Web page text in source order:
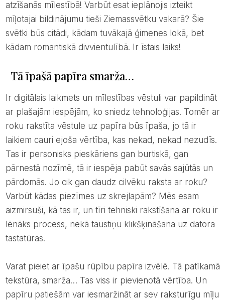
atzīšanās mīlestībā! Varbūt esat ieplānojis izteikt
mīļotajai bildinājumu tieši Ziemassvētku vakarā? Šie
svētki būs citādi, kādam tuvākajā ģimenes lokā, bet
kādam romantiskā divvientulībā. Ir īstais laiks!
Tā īpašā papīra smarža…
ar plašajām iespējām, ko sniedz tehnoloģijas. Tomēr ar
roku rakstīta vēstule uz papīra būs īpaša, jo tā ir
laikiem cauri ejoša vērtība, kas nekad, nekad nezudīs.
Tas ir personisks pieskāriens gan burtiskā, gan
pārnestā nozīmē, tā ir iespēja pabūt savās sajūtās un
pārdomās. Jo cik gan daudz cilvēku raksta ar roku?
Varbūt kādas piezīmes uz skrejlapām? Mēs esam
aizmirsuši, kā tas ir, un tīri tehniski rakstīšana ar roku ir
lēnāks process, nekā taustiņu klikšķināšana uz datora
tastatūras.
Varat pieiet ar īpašu rūpību papīra izvēlē. Tā patīkamā
tekstūra, smarža… Tas viss ir pievienotā vērtība. Un
papīru patiešām var iesmaržināt ar sev raksturīgu mīļu